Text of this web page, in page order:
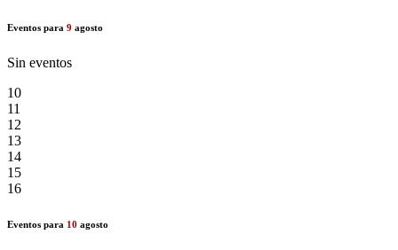
Eventos para 9 agosto
Sin eventos
10
11
12
13
14
15
16
Eventos para 10 agosto